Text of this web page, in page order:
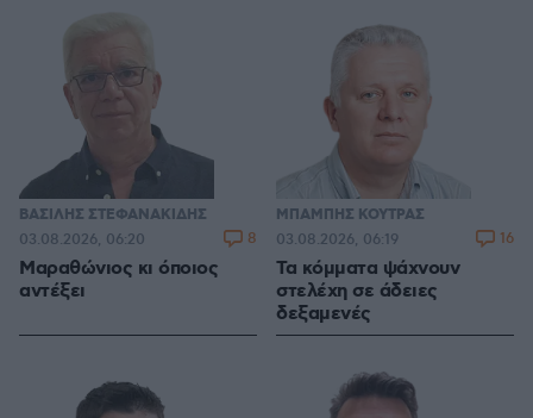
ΒΑΣΙΛΗΣ ΣΤΕΦΑΝΑΚΙΔΗΣ
Μαραθώνιος κι όποιος
αντέξει
03.08.2026, 06:20 8
ΜΠΑΜΠΗΣ ΚΟΥΤΡΑΣ
Τα κόμματα ψάχνουν
στελέχη σε άδειες
δεξαμενές
03.08.2026, 06:19 16